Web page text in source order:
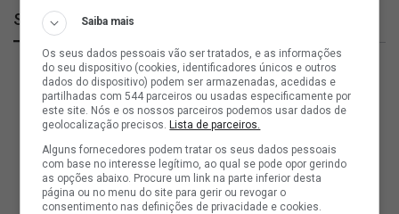
SuperVascoSaiba mais
Os seus dados pessoais vão ser tratados, e as informações
do seu dispositivo (cookies, identificadores únicos e outros
dados do dispositivo) podem ser armazenadas, acedidas e
partilhadas com 544 parceiros ou usadas especificamente por
este site. Nós e os nossos parceiros podemos usar dados de
geolocalização precisos. Lista de parceiros.
Alguns fornecedores podem tratar os seus dados pessoais
com base no interesse legítimo, ao qual se pode opor gerindo
as opções abaixo. Procure um link na parte inferior desta
página ou no menu do site para gerir ou revogar o
consentimento nas definições de privacidade e cookies.